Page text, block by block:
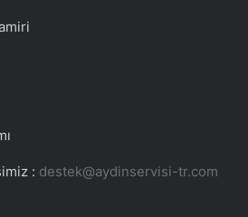
: destek@aydinservisi-tr.com